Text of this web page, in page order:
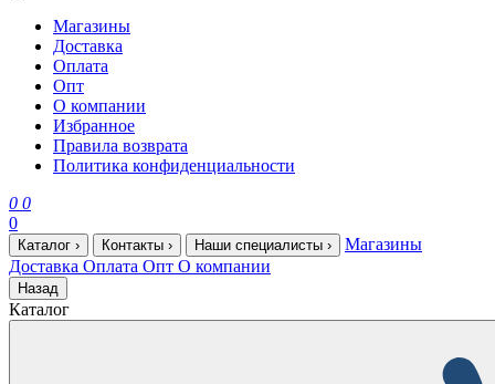
Магазины
Доставка
Оплата
Опт
О компании
Избранное
Правила возврата
Политика конфиденциальности
0 0
0
Каталог › Контакты › Наши специалисты ›
Магазины
Доставка Оплата Опт О компании
Назад
Каталог